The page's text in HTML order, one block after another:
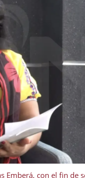
Emberá, con el fin de